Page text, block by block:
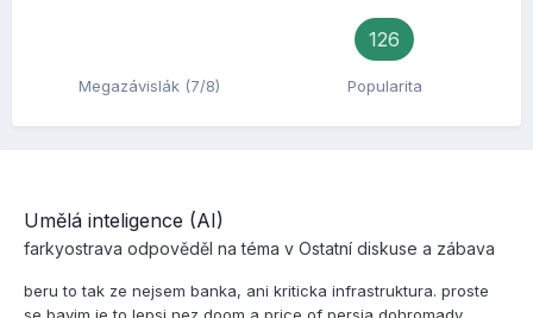
Megazávislák (7/8)
126
Popularita
Umělá inteligence (AI)
farkyostrava odpověděl na téma v Ostatní diskuse a zábava
beru to tak ze nejsem banka, ani kriticka infrastruktura. proste